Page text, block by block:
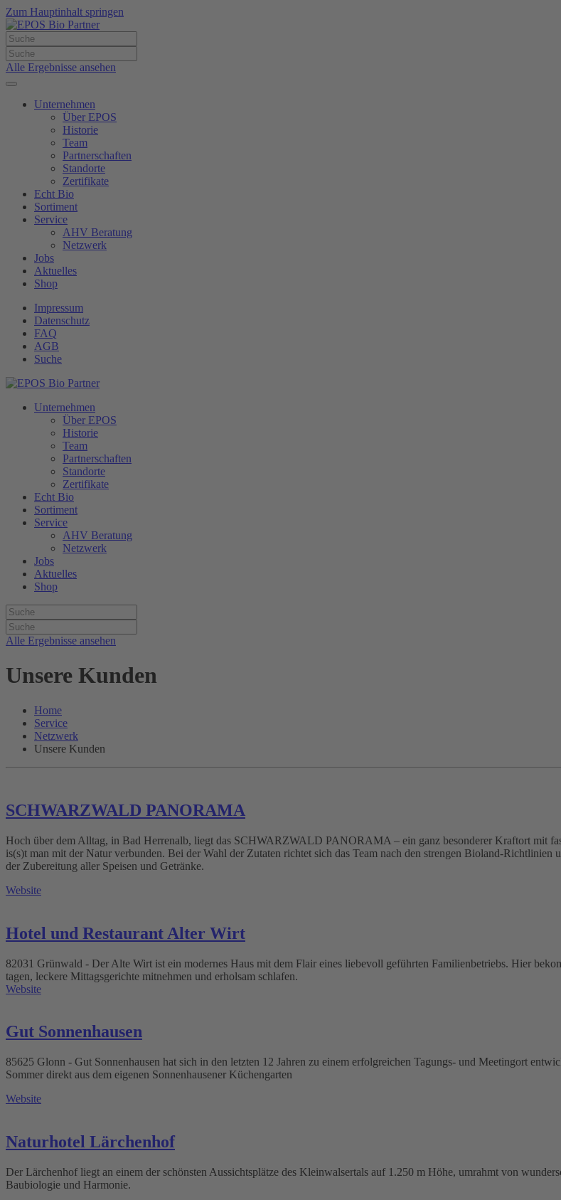
Zum Hauptinhalt springen
Alle Ergebnisse ansehen
Unternehmen
Über EPOS
Historie
Team
Partnerschaften
Standorte
Zertifikate
Echt Bio
Sortiment
Service
AHV Beratung
Netzwerk
Jobs
Aktuelles
Shop
Impressum
Datenschutz
FAQ
AGB
Suche
Unternehmen
Über EPOS
Historie
Team
Partnerschaften
Standorte
Zertifikate
Echt Bio
Sortiment
Service
AHV Beratung
Netzwerk
Jobs
Aktuelles
Shop
Alle Ergebnisse ansehen
Unsere Kunden
Home
Service
Netzwerk
Unsere Kunden
SCHWARZWALD PANORAMA
Hoch über dem Alltag, in Bad Herrenalb, liegt das SCHWARZWALD PANORAMA – ein ganz besonderer Kraftort mit
is(s)t man mit der Natur verbunden. Bei der Wahl der Zutaten richtet sich das Team nach den strengen Bioland-
der Zubereitung aller Speisen und Getränke.
Website
Hotel und Restaurant Alter Wirt
82031 Grünwald - Der Alte Wirt ist ein modernes Haus mit dem Flair eines liebevoll geführten Familienbetriebs. Hier
tagen, leckere Mittagsgerichte mitnehmen und erholsam schlafen.
Website
Gut Sonnenhausen
85625 Glonn - Gut Sonnenhausen hat sich in den letzten 12 Jahren zu einem erfolgreichen Tagungs- und Meetingort
Sommer direkt aus dem eigenen Sonnenhausener Küchengarten
Website
Naturhotel Lärchenhof
Der Lärchenhof liegt an einem der schönsten Aussichtsplätze des Kleinwalsertals auf 1.250 m Höhe, umrahmt von
Baubiologie und Harmonie.